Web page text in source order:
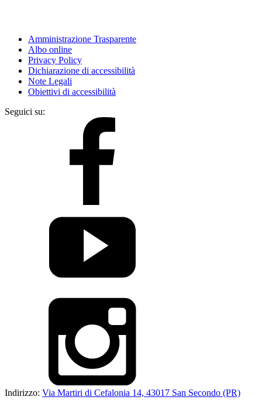
Amministrazione Trasparente
Albo online
Privacy Policy
Dichiarazione di accessibilità
Note Legali
Obiettivi di accessibilità
Seguici su:
Indirizzo: Via Martiri di Cefalonia 14, 43017 San Secondo (PR)